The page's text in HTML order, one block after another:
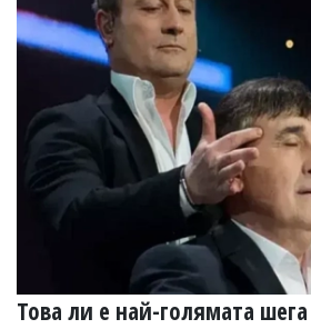
Това ли е най-голямата